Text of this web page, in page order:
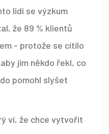
lidí se výzkum
že 89 % klientů
- protože se cítilo
jim někdo řekl, co
pomohl slyšet
ví, že chce vytvořit